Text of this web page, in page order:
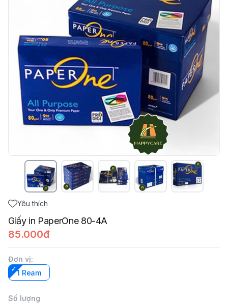
Yêu thích
Giấy in PaperOne 80-4A
85.000đ
Đơn vị:
1 Ream
Số lượng